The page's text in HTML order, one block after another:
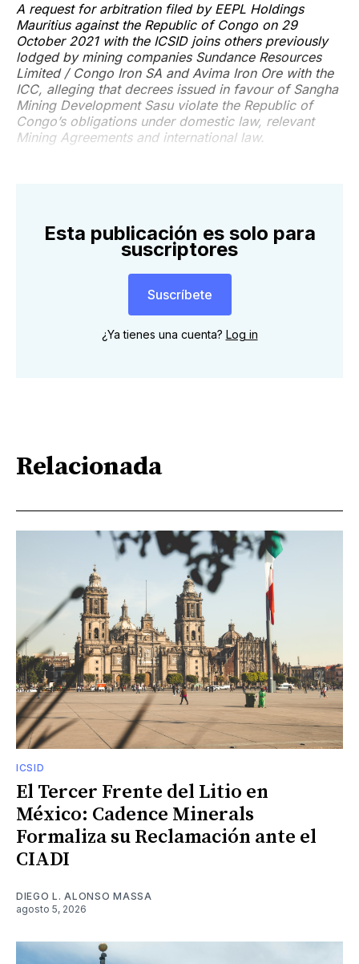
A request for arbitration filed by EEPL Holdings
Mauritius against the Republic of Congo on 29
October 2021 with the ICSID joins others previously
lodged by mining companies Sundance Resources
Limited / Congo Iron SA and Avima Iron Ore with the
ICC, alleging that decrees issued in favour of Sangha
Mining Development Sasu violate the Republic of
Congo’s obligations under domestic law, relevant
Mining Agreements and international law.
Esta publicación es solo para
suscriptores
Suscríbete
¿Ya tienes una cuenta? Log in
Relacionada
ICSID
El Tercer Frente del Litio en
México: Cadence Minerals
Formaliza su Reclamación ante el
CIADI
DIEGO L. ALONSO MASSA
agosto 5, 2026